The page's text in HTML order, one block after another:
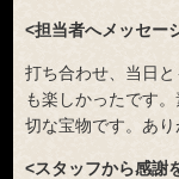
<担当者へメッセー
打ち合わせ、当日
も楽しかったです
切な宝物です。あり
<スタッフから感謝